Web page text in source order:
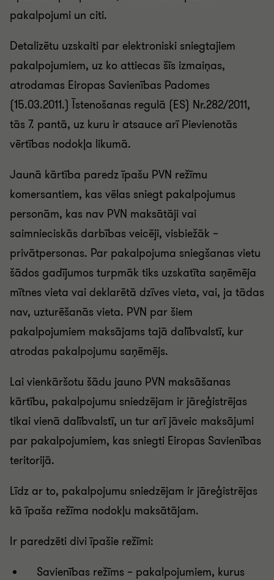
pakalpojumi un citi.
Detalizētu uzskaiti par elektroniski sniegtajiem
pakalpojumiem, uz ko attiecas šīs izmaiņas,
atrodamas Eiropas Savienības Padomes
(15.03.2011.) Īstenošanas regulā (ES) Nr.282/2011,
tās 7. pantā, uz kuru ir atsauce arī Pievienotās
vērtības nodokļa likumā.
Jaunā kārtība paredz īpašu PVN režīmu
komersantiem, kas vēlas sniegt pakalpojumus
personām, kas nav PVN maksātāji vai
saimnieciskās darbības veicēji, visbiežāk –
privātpersonas. Par pakalpojuma sniegšanas vietu
šādos gadījumos turpmāk tiks uzskatīta saņēmēja
mītnes vieta vai deklarētā dzīves vieta, vai, ja tādas
nav, uzturēšanās vieta. PVN par šiem
pakalpojumiem maksājams tajā dalībvalstī, kur
atrodas pakalpojumu saņēmējs.
Lai vienkāršotu šādu jauno PVN maksāšanas
kārtību, pakalpojumu sniedzējam ir jāreģistrējas
tikai vienā dalībvalstī, un tur arī jāveic maksājumi
par pakalpojumiem, kas sniegti Eiropas Savienības
teritorijā.
Līdz ar to, pakalpojumu sniedzējam ir jāreģistrējas
kā īpaša režīma nodokļu maksātājam.
Ir paredzēti divi īpašie režīmi:
Savienības režīms – pakalpojumiem, kurus